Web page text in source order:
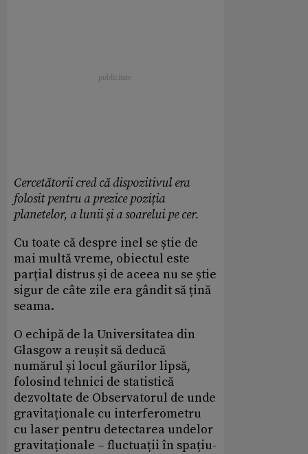
Cercetătorii cred că dispozitivul era
folosit pentru a prezice poziția
planetelor, a lunii și a soarelui pe cer.
Cu toate că despre inel se știe de
mai multă vreme, obiectul este
parțial distrus și de aceea nu se știe
sigur de câte zile era gândit să țină
seama.
O echipă de la Universitatea din
Glasgow a reușit să deducă
numărul și locul găurilor lipsă,
folosind tehnici de statistică
dezvoltate de Observatorul de unde
gravitaționale cu interferometru
cu laser pentru detectarea undelor
gravitaționale – fluctuații în spațiu-